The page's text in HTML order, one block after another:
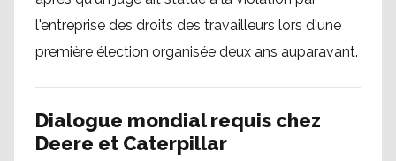
l'entreprise des droits des travailleurs lors d'une
première élection organisée deux ans auparavant.
Dialogue mondial requis chez
Deere et Caterpillar